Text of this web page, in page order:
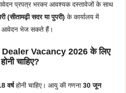
आवेदन प्रपत्र भरकर आवश्यक दस्तावेजों के साथ
(सीतामढ़ी सदर या पुपरी) के कार्यालय में
आवेदन भेज सकते हैं।
Vacancy 2026 के लिए
चाहिए?
वर्षहोनी चाहिए। आयु की गणना30 जून